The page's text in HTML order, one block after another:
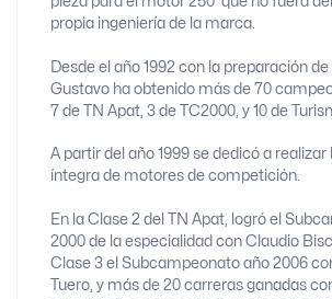
propia ingeniería de la marca.
Desde el año 1992 con la preparación
Gustavo ha obtenido más de 70
7 de TN Apat, 3 de TC2000, y 10 de
A partir del año 1999 se dedicó a
íntegra de motores de competición.
En la Clase 2 del TN Apat, logró el
2000 de la especialidad con Claudio
Clase 3 el Subcampeonato año 2006
Tuero, y más de 20 carreras ganadas